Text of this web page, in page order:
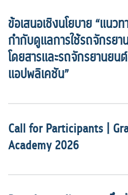
ข้อเสนอเชิงนโยบาย “แนว
กำกับดูแลการใช้รถจักรย
โดยสารและรถจักรยานยน
แอปพลิเคชัน”
Call for Participants |
Academy 2026